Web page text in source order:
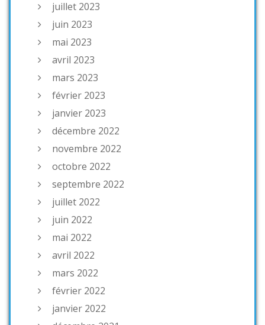
juillet 2023
juin 2023
mai 2023
avril 2023
mars 2023
février 2023
janvier 2023
décembre 2022
novembre 2022
octobre 2022
septembre 2022
juillet 2022
juin 2022
mai 2022
avril 2022
mars 2022
février 2022
janvier 2022